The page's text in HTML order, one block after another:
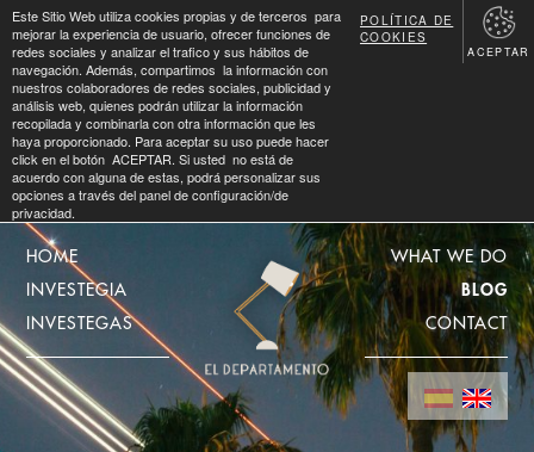
HOME
INVESTEGIA
INVESTEGAS
WHAT WE DO
BLOG
CONTACT
Este Sitio Web utiliza cookies propias y de terceros para
mejorar la experiencia de usuario, ofrecer funciones de
redes sociales y analizar el trafico y sus hábitos de
navegación. Además, compartimos la información con
nuestros colaboradores de redes sociales, publicidad y
análisis web, quienes podrán utilizar la información
recopilada y combinarla con otra información que les
haya proporcionado. Para aceptar su uso puede hacer
click en el botón ACEPTAR. Si usted no está de
acuerdo con alguna de estas, podrá personalizar sus
opciones a través del panel de configuración/de
privacidad.
POLÍTICA DE
COOKIES
ACEPTAR